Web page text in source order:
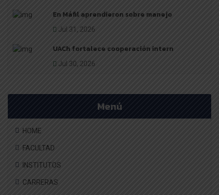
En Máfil aprendieron sobre manejo
Jul 31, 2026
UACh fortalece cooperación intern
Jul 30, 2026
Menú
HOME
FACULTAD
INSTITUTOS
CARRERAS